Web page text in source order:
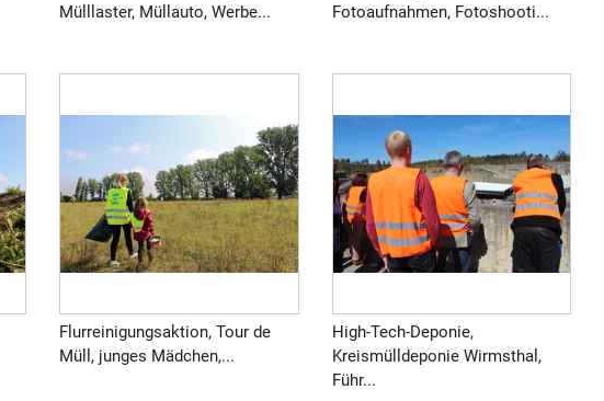
Mülllaster, Müllauto, Werbe...
Fotoaufnahmen, Fotoshooti...
Flurreinigungsaktion, Tour de
Müll, junges Mädchen,...
High-Tech-Deponie,
Kreismülldeponie Wirmsthal,
Führ...